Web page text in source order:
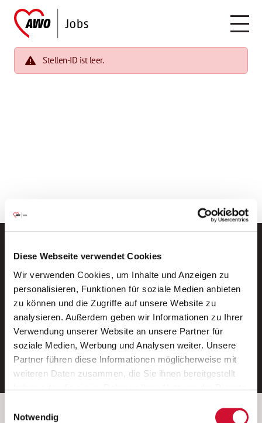
Diese Webseite verwendet Cookies
Wir verwenden Cookies, um Inhalte und Anzeigen zu
personalisieren, Funktionen für soziale Medien anbieten
zu können und die Zugriffe auf unsere Website zu
analysieren. Außerdem geben wir Informationen zu Ihrer
Verwendung unserer Website an unsere Partner für
soziale Medien, Werbung und Analysen weiter. Unsere
Partner führen diese Informationen möglicherweise mit
weiteren Daten zusammen, die Sie ihnen bereitgestellt
Wenn Sie auf „Cookies zulassen“ klicken, so stimmen
Notwendig
Stellen-ID ist leer.
Neue Stellen per E-Mail.
Ein kostenloser Service von AWO
Jobs.
E-Mail-Adresse eintragen
Betreiber der Webseite